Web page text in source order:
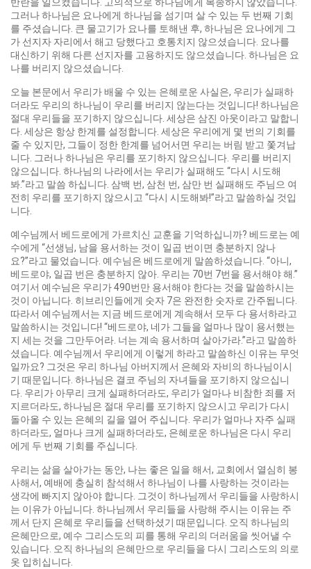
반란을 일으켰습니다. 고의적으로 하나님에게 복종하지 않았습니다.
그러나 하나님은 요나에게 하나님을 섬기며 살 수 있는 두 번째 기회
를 주셨습니다. 큰 물고기가 요나를 토해낸 후, 하나님은 요나에게 그
가 선지자 자리에서 해고 당했다고 호통치지 않으셨습니다. 요나를
대신하기 위해 다른 선지자를 고용하지도 않으셨습니다. 하나님은 요
나를 버리지 않으셨습니다.
오늘 본문에서 우리가 배울 수 있는 은혜로운 사실은, 우리가 실패하
더라도 우리의 하나님이 우리를 버리지 않는다는 것입니다! 하나님은
절대 우리들을 포기하지 않으십니다. 세상은 삼진 아웃이라고 말합니
다. 세상은 항상 한계를 설정합니다. 세상은 우리에게 몇 번의 기회를
줄 수 있지만, 그들이 정한 한계를 넘어서면 우리는 버림 받고 쫓겨납
니다. 그러나 하나님은 우리를 포기하지 않으십니다. 우리를 버리지
않으십니다. 하나님의 나라에서는 우리가 실패해도 “다시 시도해
봐.”라고 말씀 하십니다. 삼백 번, 삼천 번, 삼만 번 실패해도 주님으 여
전히 우리를 포기하지 않으시고 “다시 시도해봐!”라고 말씀하실 것입
니다.
예수님께서 베드로에게 가르치신 교훈을 기억하십니까? 베드로는 예
수에게 “선생님, 남을 용서하는 것이 일곱 번이면 충분하지 않나
요?”라고 물었습니다. 예수님은 베드로에게 말씀하셨습니다. “아니,
베드로야, 일곱 번은 충분하지 않아. 우리는 70번 7번을 용서해야 해.”
여기서 예수님은 우리가 490번만 용서해야 한다는 것을 말씀하시는
것이 아닙니다. 히브리인들에게 숫자 7은 완전한 숫자로 간주됩니다.
따라서 예수님께서는 지금 베드로에게 계속해서 모두 다 용서하라고
말씀하시는 것입니다! “베드로야, 네가 그들을 얼마나 많이 용서했는
지 세는 것을 그만두어라. 너는 계속 용서하며 살아가라.”라고 말씀하
셨습니다. 예수님께서 우리에게 이렇게 하라고 말씀하신 이유는 무엇
일까요? 그것은 우리 하나님 아버지께서 은혜와 자비의 하나님이시
기 때문입니다. 하나님은 결코 주님의 자녀들을 포기하지 않으십니
다. 우리가 아무리 크게 실패하더라도, 우리가 얼마나 비참한 죄를 저
지르더라도, 하나님은 절대 우리를 포기하지 않으시고 우리가 다시
돌아올 수 있는 은혜의 길을 열어 주십니다. 우리가 얼마나 자주 실패
하더라도, 얼마나 크게 실패하더라도, 은혜로운 하나님은 다시 우리
에게 두 번째 기회를 주십니다.
우리는 삶을 살아가는 동안, 나는 좋은 일을 해서, 교회에서 열심히 봉
사해서, 예배에 충실히 참석해서 하나님이 나를 사랑하는 것이라는
생각에 빠지지 않아야 합니다. 그것이 하나님께서 우리들을 사랑하시
는 이유가 아닙니다. 하나님께서 우리들을 사랑해 주시는 이유는 주
께서 단지 은혜로 우리들을 선택하셨기 때문입니다. 오직 하나님의
은혜만으로, 예수 그리스도의 피를 통해 우리의 더러움을 씻어낼 수
있습니다. 오직 하나님의 은혜만으로 우리들을 다시 그리스도의 의로
옷 입히십니다.